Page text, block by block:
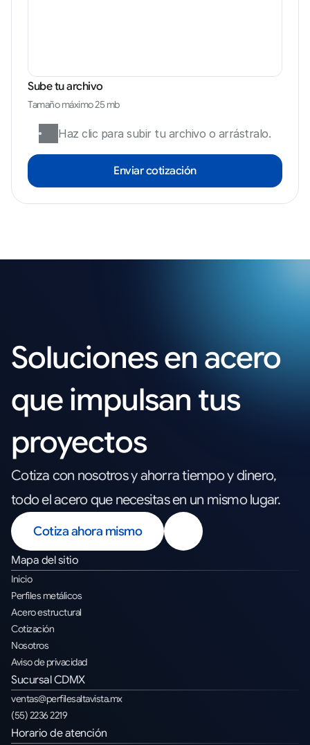
Sube tu archivo
Tamaño máximo 25 mb
Haz clic para subir tu archivo o arrástralo.
Enviar cotización
Soluciones en acero
que impulsan tus
proyectos
Cotiza con nosotros y ahorra tiempo y dinero,
todo el acero que necesitas en un mismo lugar.
Cotiza ahora mismo
Mapa del sitio
Inicio
Perfiles metálicos
Acero estructural
Cotización
Nosotros
Aviso de privacidad
Sucursal CDMX
ventas@perfilesaltavista.mx
(55) 2236 2219
Horario de atención